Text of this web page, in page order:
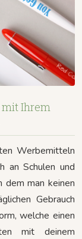
Ihrem
Werbemitteln
an Schulen und
dem man keinen
Gebrauch
welche einen
mit deinem